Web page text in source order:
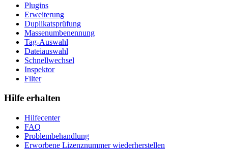
Plugins
Erweiterung
Duplikatsprüfung
Massenumbenennung
Tag-Auswahl
Dateiauswahl
Schnellwechsel
Inspektor
Filter
Hilfe erhalten
Hilfecenter
FAQ
Problembehandlung
Erworbene Lizenznummer wiederherstellen